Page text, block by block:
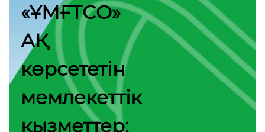
«ҰМҒТСО»
АҚ
көрсететін
мемлекеттік
қызметтер: